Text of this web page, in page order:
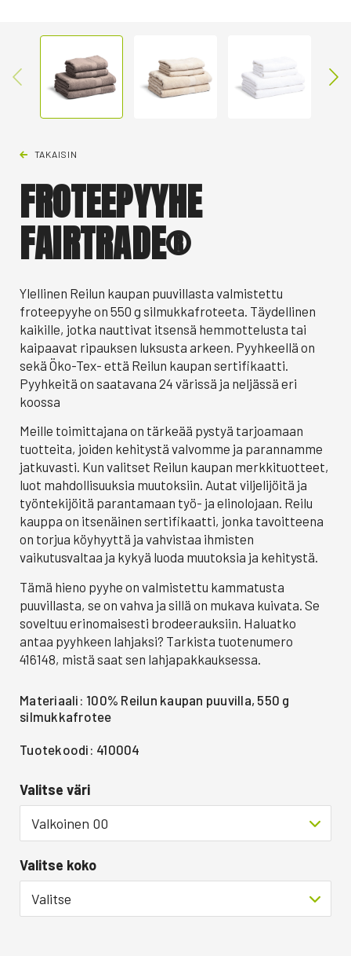
TAKAISIN
FROTEEPYYHE
FAIRTRADE®
Ylellinen Reilun kaupan puuvillasta valmistettu
froteepyyhe on 550 g silmukkafroteeta. Täydellinen
kaikille, jotka nauttivat itsensä hemmottelusta tai
kaipaavat ripauksen luksusta arkeen. Pyyhkeellä on
sekä Öko-Tex- että Reilun kaupan sertifikaatti.
Pyyhkeitä on saatavana 24 värissä ja neljässä eri
koossa
Meille toimittajana on tärkeää pystyä tarjoamaan
tuotteita, joiden kehitystä valvomme ja parannamme
jatkuvasti. Kun valitset Reilun kaupan merkkituotteet,
luot mahdollisuuksia muutoksiin. Autat viljelijöitä ja
työntekijöitä parantamaan työ- ja elinolojaan. Reilu
kauppa on itsenäinen sertifikaatti, jonka tavoitteena
on torjua köyhyyttä ja vahvistaa ihmisten
vaikutusvaltaa ja kykyä luoda muutoksia ja kehitystä.
Tämä hieno pyyhe on valmistettu kammatusta
puuvillasta, se on vahva ja sillä on mukava kuivata. Se
soveltuu erinomaisesti brodeerauksiin. Haluatko
antaa pyyhkeen lahjaksi? Tarkista tuotenumero
416148, mistä saat sen lahjapakkauksessa.
Materiaali: 100% Reilun kaupan puuvilla, 550 g
silmukkafrotee
Tuotekoodi: 410004
Valitse väri
Valkoinen 00
Valitse koko
Valitse